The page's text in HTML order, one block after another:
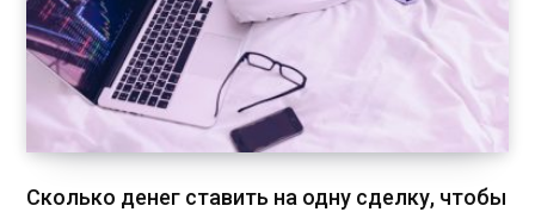
Сколько денег ставить на одну сделку, чтобы